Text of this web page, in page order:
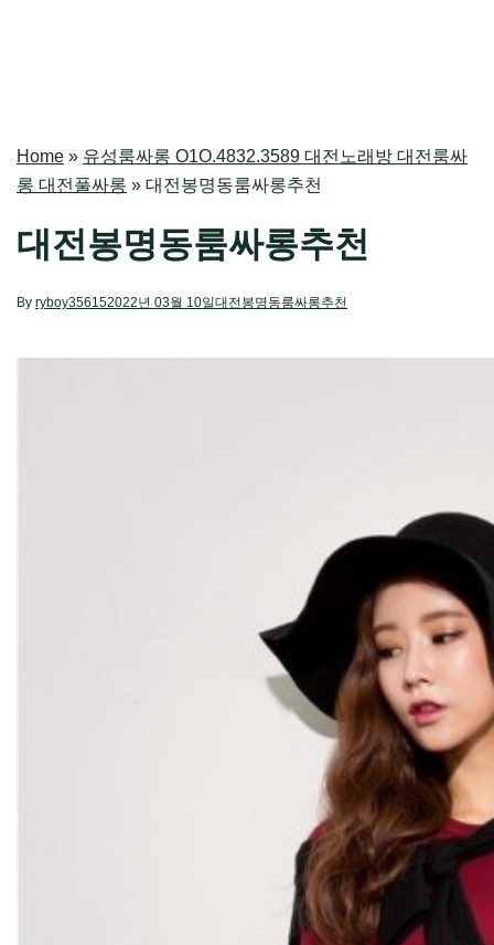
Home » 유성룸싸롱 O1O.4832.3589 대전노래방 대전룸싸
롱 대전풀싸롱 » 대전봉명동룸싸롱추천
대전봉명동룸싸롱추천
By ryboy356152022년 03월 10일대전봉명동룸싸롱추천